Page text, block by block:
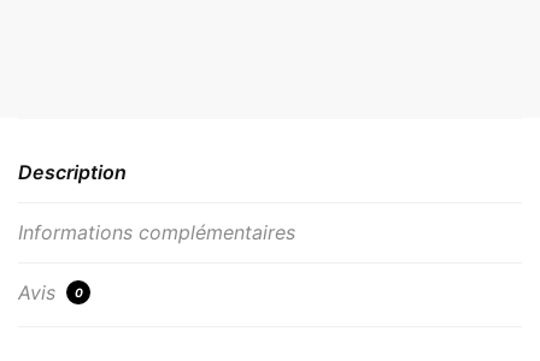
Description
Informations complémentaires
Avis 0